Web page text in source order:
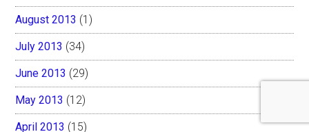
August 2013 (1)
July 2013 (34)
June 2013 (29)
May 2013 (12)
April 2013 (15)